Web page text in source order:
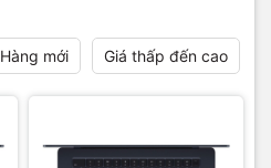
Hàng mới Giá thấp đến cao